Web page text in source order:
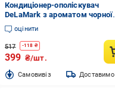
Кондиціонер-ополіскувач
DeLaMark з ароматом чорної
вишні, замші та тютюну 2 л
оцінити
517 -118 ₴
399 ₴/шт.
Cамовивіз Доставимо